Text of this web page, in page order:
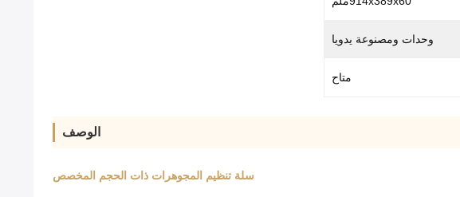
وحدات ومصنوعة يدويا
متاح
الوصف
سلة تنظيم المجوهرات ذات الحجم المخصص